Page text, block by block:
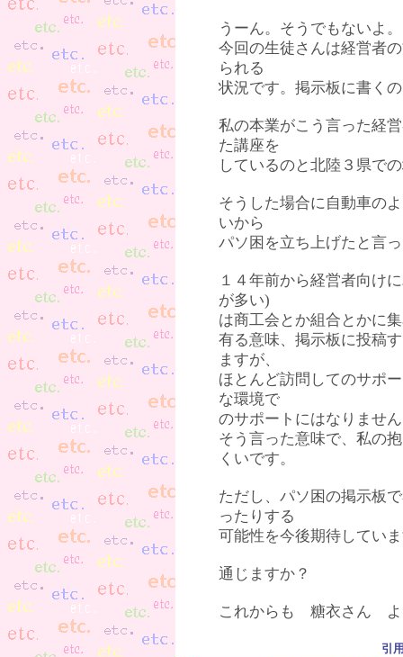
うーん。そうでもないよ。
今回の生徒さんは経営者
られる
状況です。掲示板に書く
私の本業がこう言った経
た講座を
しているのと北陸３県で
そうした場合に自動車の
いから
パソ困を立ち上げたと言
１４年前から経営者向け
が多い)
は商工会とか組合とかに
有る意味、掲示板に投稿
ますが、
ほとんど訪問してのサポ
な環境で
のサポートにはなりませ
そう言った意味で、私の
くいです。
ただし、パソ困の掲示板
ったりする
可能性を今後期待してい
通じますか？
これからも 糖衣さん よ
引